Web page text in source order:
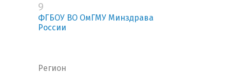
9
ФГБОУ ВО ОмГМУ Минздрава
России
Регион